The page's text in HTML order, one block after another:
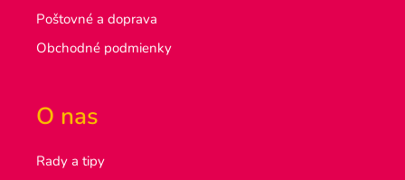
Poštovné a doprava
Obchodné podmienky
O nas
Rady a tipy